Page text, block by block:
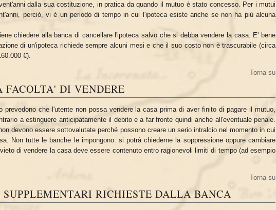
dalla sua costituzione, in pratica da quando il mutuo è stato concesso. Per i mutui
perciò, vi è un periodo di tempo in cui l'ipoteca esiste anche se non ha più alcuna
chiedere alla banca di cancellare l'ipoteca salvo che si debba vendere la casa. E' bene
di un'ipoteca richiede sempre alcuni mesi e che il suo costo non è trascurabile (circa
€).
Torna su
DI VENDERE
prevedono che l'utente non possa vendere la casa prima di aver finito di pagare il mutuo,
a estinguere anticipatamente il debito e a far fronte quindi anche all'eventuale penale.
devono essere sottovalutate perché possono creare un serio intralcio nel momento in cui
Non tutte le banche le impongono: si potrà chiederne la soppressione oppure cambiare
di vendere la casa deve essere contenuto entro ragionevoli limiti di tempo (ad esempio
Torna su
RICHIESTE DALLA BANCA